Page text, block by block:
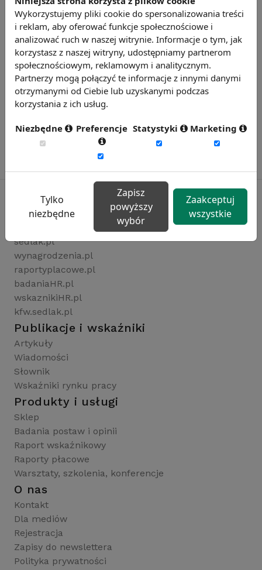
Rynekpracy.pl
sedlak.pl
wynagrodzenia.pl
raportyplacowe.pl
badaniaHR.pl
wskaznikiHR.pl
kfw.sedlak.pl
Publikacje i wskaźniki
Artykuły
Wiadomości
Słownik
Wskaźniki rynku pracy
Produkty i usługi
Sklep
Badania postaw i opinii
Raport wskaźnikowy
Raporty płacowe
Warsztaty, szkolenia, konferencje
O nas
Kontakt
Dla mediów
Rejestracja
Zapisy do newslettera
Polityka prywatności
Wykorzystujemy pliki cookie do spersonalizowania treści
i reklam, aby oferować funkcje społecznościowe i
analizować ruch w naszej witrynie. Informacje o tym, jak
korzystasz z naszej witryny, udostępniamy partnerom
społecznościowym, reklamowym i analitycznym.
Partnerzy mogą połączyć te informacje z innymi danymi
otrzymanymi od Ciebie lub uzyskanymi podczas
korzystania z ich usług.
Niezbędne Preferencje Statystyki Marketing
Tylko
niezbędne
Zapisz
powyższy
wybór
Zaakceptuj
wszystkie